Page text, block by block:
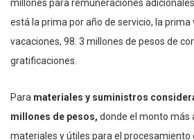
millones para remuneraciones
está la prima por año de servicio, la prima
vacaciones, 98. 3 millones de pesos de
gratificaciones.
Para materiales y suministros
millones de pesos, donde el monto más
materiales y útiles para el procesamiento